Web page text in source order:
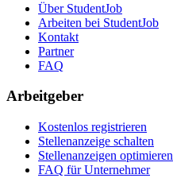
Über StudentJob
Arbeiten bei StudentJob
Kontakt
Partner
FAQ
Arbeitgeber
Kostenlos registrieren
Stellenanzeige schalten
Stellenanzeigen optimieren
FAQ für Unternehmer